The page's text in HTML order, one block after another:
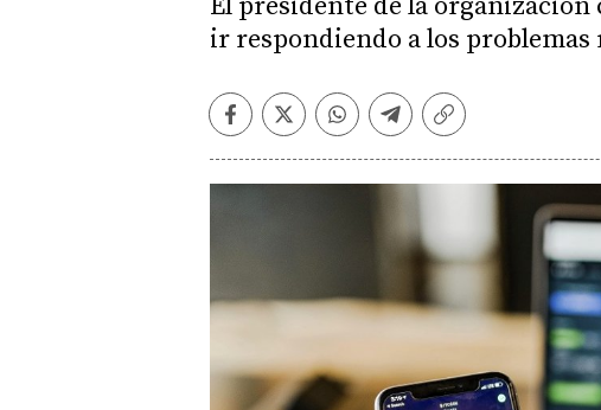
El presidente de la organización
ir respondiendo a los problemas
Facebook
TwitterWhatsapp
Telegram
Copiar